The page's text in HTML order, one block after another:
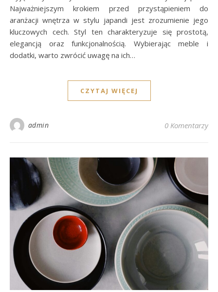
Najważniejszym krokiem przed przystąpieniem do
aranżacji wnętrza w stylu japandi jest zrozumienie jego
kluczowych cech. Styl ten charakteryzuje się prostotą,
elegancją oraz funkcjonalnością. Wybierając meble i
dodatki, warto zwrócić uwagę na ich…
CZYTAJ WIĘCEJ
admin 0 Komentarzy